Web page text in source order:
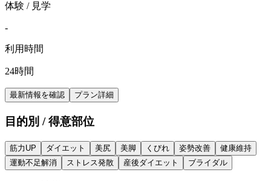
体験 / 見学
-
利用時間
24時間
最新情報を確認 プラン詳細
目的別 / 得意部位
筋力UP ダイエット 美尻 美脚 くびれ 姿勢改善
健康維持
運動不足解消
ストレス発散 産後ダイエット ブライダル